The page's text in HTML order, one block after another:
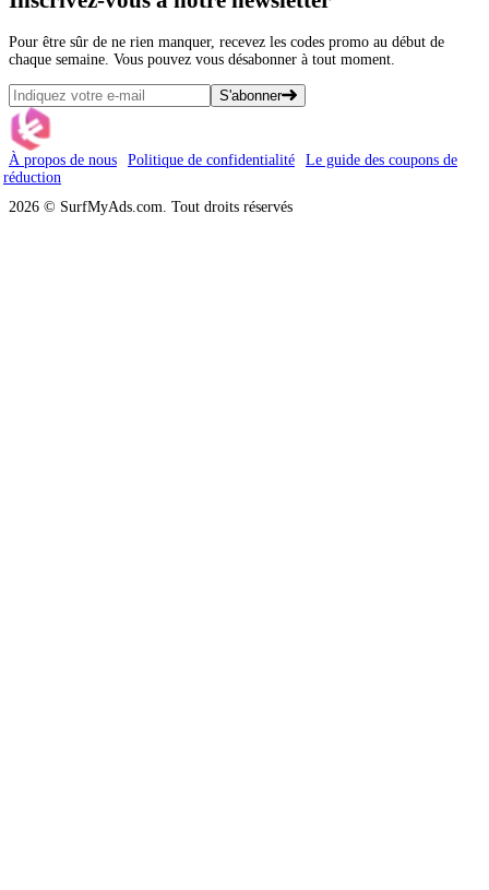
Pour être sûr de ne rien manquer, recevez les codes promo au début de
chaque semaine. Vous pouvez vous désabonner à tout moment.
S'abonner
À propos de nous Politique de confidentialité
Le guide des coupons de
réduction
2026 © SurfMyAds.com. Tout droits réservés